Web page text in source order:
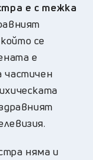
е с тежка
се
е
частичен
няма и